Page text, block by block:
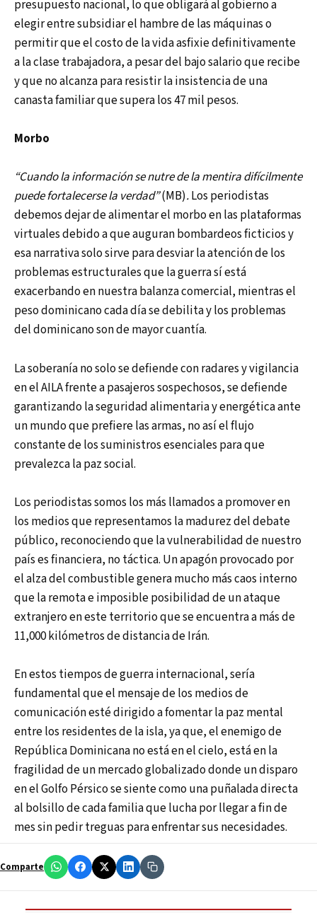
presupuesto nacional, lo que obligará al gobierno a
elegir entre subsidiar el hambre de las máquinas o
permitir que el costo de la vida asfixie definitivamente
a la clase trabajadora, a pesar del bajo salario que recibe
y que no alcanza para resistir la insistencia de una
canasta familiar que supera los 47 mil pesos.
Morbo
“Cuando la información se nutre de la mentira difícilmente
puede fortalecerse la verdad”(MB).Los periodistas
debemos dejar de alimentar el morbo en las plataformas
virtuales debido a que auguran bombardeos ficticios y
esa narrativa solo sirve para desviar la atención de los
problemas estructurales que la guerra sí está
exacerbando en nuestra balanza comercial, mientras el
peso dominicano cada día se debilita y los problemas
del dominicano son de mayor cuantía.
La soberanía no solo se defiende con radares y vigilancia
en el AILA frente a pasajeros sospechosos, se defiende
garantizando la seguridad alimentaria y energética ante
un mundo que prefiere las armas, no así el flujo
constante de los suministros esenciales para que
prevalezca la paz social.
Los periodistas somos los más llamados a promover en
los medios que representamos la madurez del debate
público, reconociendo que la vulnerabilidad de nuestro
país es financiera, no táctica. Un apagón provocado por
el alza del combustible genera mucho más caos interno
que la remota e imposible posibilidad de un ataque
extranjero en este territorio que se encuentra a más de
11,000 kilómetros de distancia de Irán.
En estos tiempos de guerra internacional, sería
fundamental que el mensaje de los medios de
comunicación esté dirigido a fomentar la paz mental
entre los residentes de la isla, ya que, el enemigo de
República Dominicana no está en el cielo, está en la
fragilidad de un mercado globalizado donde un disparo
en el Golfo Pérsico se siente como una puñalada directa
al bolsillo de cada familia que lucha por llegar a fin de
mes sin pedir treguas para enfrentar sus necesidades.
Comparte